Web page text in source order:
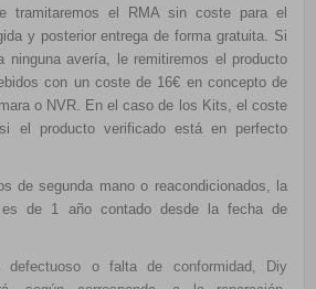
tramitaremos el RMA sin coste para el
y posterior entrega de forma gratuita. Si
ninguna avería, le remitiremos el producto
con un coste de 16€ en concepto de
o NVR. En el caso de los Kits, el coste
el producto verificado está en perfecto
de segunda mano o reacondicionados, la
es de 1 año contado desde la fecha de
defectuoso o falta de conformidad, Diy